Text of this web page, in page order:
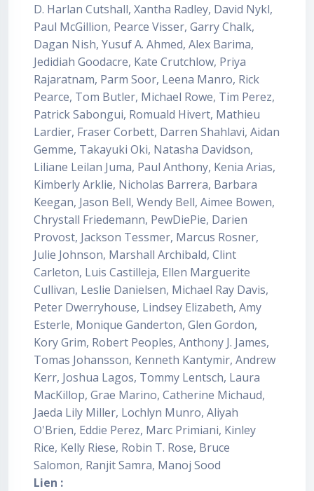
D. Harlan Cutshall, Xantha Radley, David Nykl,
Paul McGillion, Pearce Visser, Garry Chalk,
Dagan Nish, Yusuf A. Ahmed, Alex Barima,
Jedidiah Goodacre, Kate Crutchlow, Priya
Rajaratnam, Parm Soor, Leena Manro, Rick
Pearce, Tom Butler, Michael Rowe, Tim Perez,
Patrick Sabongui, Romuald Hivert, Mathieu
Lardier, Fraser Corbett, Darren Shahlavi, Aidan
Gemme, Takayuki Oki, Natasha Davidson,
Liliane Leilan Juma, Paul Anthony, Kenia Arias,
Kimberly Arklie, Nicholas Barrera, Barbara
Keegan, Jason Bell, Wendy Bell, Aimee Bowen,
Chrystall Friedemann, PewDiePie, Darien
Provost, Jackson Tessmer, Marcus Rosner,
Julie Johnson, Marshall Archibald, Clint
Carleton, Luis Castilleja, Ellen Marguerite
Cullivan, Leslie Danielsen, Michael Ray Davis,
Peter Dwerryhouse, Lindsey Elizabeth, Amy
Esterle, Monique Ganderton, Glen Gordon,
Kory Grim, Robert Peoples, Anthony J. James,
Tomas Johansson, Kenneth Kantymir, Andrew
Kerr, Joshua Lagos, Tommy Lentsch, Laura
MacKillop, Grae Marino, Catherine Michaud,
Jaeda Lily Miller, Lochlyn Munro, Aliyah
O'Brien, Eddie Perez, Marc Primiani, Kinley
Rice, Kelly Riese, Robin T. Rose, Bruce
Salomon, Ranjit Samra, Manoj Sood
Lien :